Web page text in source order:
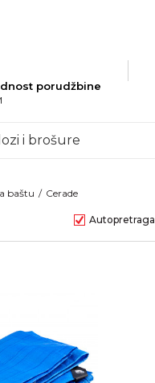
porudžbine
i brošure
baštu Cerade
Autopretraga